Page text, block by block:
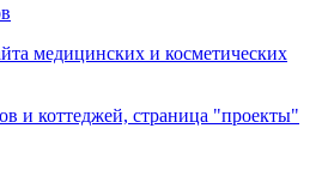
медицинских и косметических
и коттеджей, страница "проекты"